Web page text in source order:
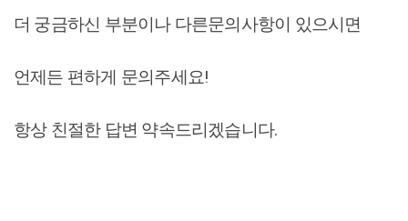
더 궁금하신 부분이나 다른문의사항이 있으시면
언제든 편하게 문의주세요!
항상 친절한 답변 약속드리겠습니다.